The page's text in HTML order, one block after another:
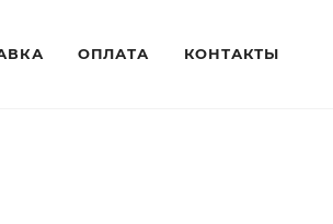
ОПЛАТА КОНТАКТЫ